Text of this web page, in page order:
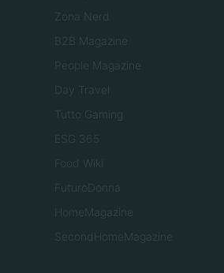
Zona Nerd
B2B Magazine
People Magazine
Day Travel
Tutto Gaming
ESG 365
Food Wiki
FuturoDonna
HomeMagazine
SecondHomeMagazine